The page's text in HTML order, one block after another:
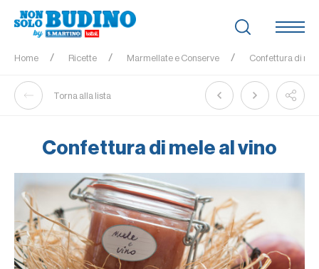
Home Ricette Marmellate e Conserve Confettura di
Torna alla lista
Confettura di mele al vino